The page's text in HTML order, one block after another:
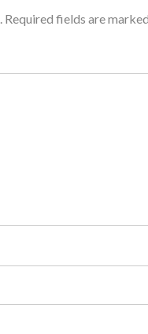
Required fields are marked